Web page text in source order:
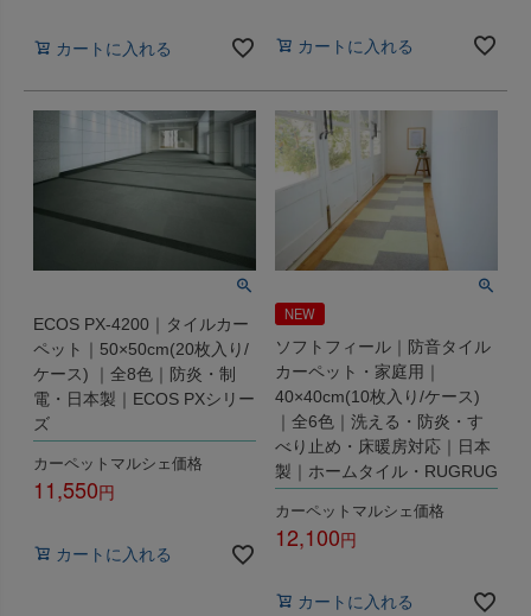
カートに入れる
カートに入れる
ECOS PX-4200｜タイルカー
ペット｜50×50cm(20枚入り/
ケース) ｜全8色｜防炎・制
電・日本製｜ECOS PXシリー
ズ
カーペットマルシェ価格
11,550
カートに入れる
NEW
ソフトフィール｜防音タイル
カーペット・家庭用｜
40×40cm(10枚入り/ケース)
｜全6色｜洗える・防炎・す
べり止め・床暖房対応｜日本
製｜ホームタイル・RUGRUG
カーペットマルシェ価格
12,100
カートに入れる